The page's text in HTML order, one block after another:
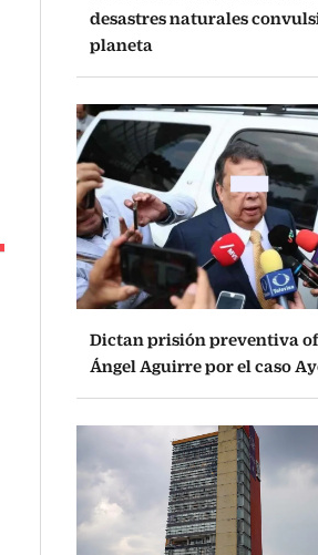
desastres naturales
planeta
Dictan prisión preventiva
Ángel Aguirre por el caso